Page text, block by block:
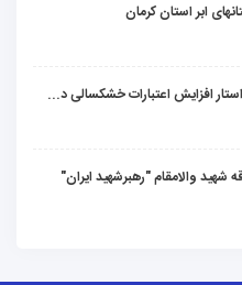
ابر استان کرمان
مدیرکل امور عشایر کرمان خواستار افزایش اعتبارات خشکسالی در سال جدید شد
شهید والامقام "رهبرشهید ایران"